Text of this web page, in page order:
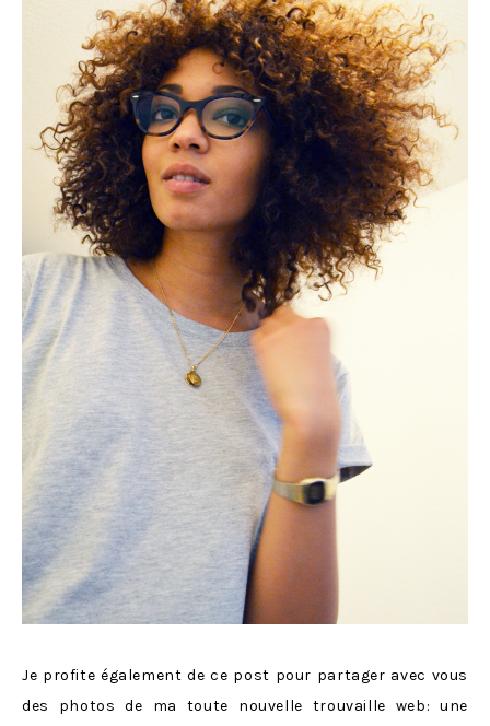
Je profite également de ce post pour partager avec vous
des photos de ma toute nouvelle trouvaille web: une